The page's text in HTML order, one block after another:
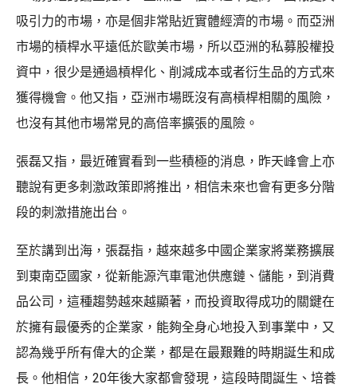
吸引力的市場，亦是個非常貼近實體經濟的市場。而亞洲
市場的槓桿水平遠低於歐美市場，所以亞洲的私募股權投
資中，很少是通過槓桿化、削減成本或者衍生品的方式來
獲得機會。他又指，亞洲市場既沒有高槓桿相關的風險，
也沒有其他市場常見的高倍率擴張的風險。
張磊又指，最近確實看到一些積極的消息，昨天峰會上亦
聽說有更多刺激政策即將推出，相信未來也會有更多分階
段的刺激措施出台。
至於講到出海，張磊指，越來越多中國企業家將業務擴展
到東南亞國家，從新能源汽車電池供應鏈、儲能，到消費
品公司，這種趨勢越來越顯著，而投資取得成功的關鍵在
於擁有最優秀的企業家，能夠全身心地投入到事業中，又
認為幾乎所有偉大的企業，都是在最艱難的時期誕生和成
長。他相信，20年後大家都會發現，這段時間誕生、培養